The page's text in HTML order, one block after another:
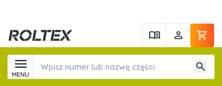
MENU